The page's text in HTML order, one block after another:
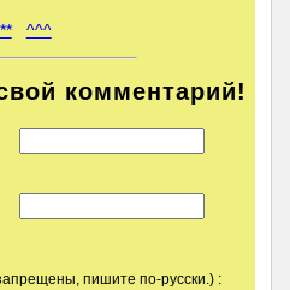
^^^
комментарий!
пишите по-русски.) :